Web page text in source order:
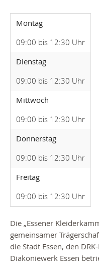
Montag
09:00 bis 12:30 Uhr
Dienstag
09:00 bis 12:30 Uhr
Mittwoch
09:00 bis 12:30 Uhr
Donnerstag
09:00 bis 12:30 Uhr
Freitag
09:00 bis 12:30 Uhr
Die „Essener
gemeinsamer
die Stadt Essen, den
Diakoniewerk Essen